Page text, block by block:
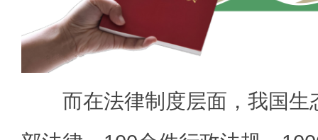
而在法律制度层面，我国生